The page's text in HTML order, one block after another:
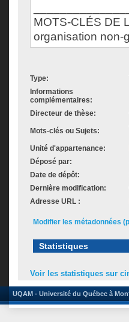
MOTS-CLÉS DE
organisation non-
Type:
Informations
complémentaires:
Directeur de thèse:
Mots-clés ou Sujets:
Unité d'appartenance:
Déposé par:
Date de dépôt:
Dernière modification:
Adresse URL :
Modifier les métadonnées
Statistiques
Voir les statistiques sur
UQAM - Université du Québec à